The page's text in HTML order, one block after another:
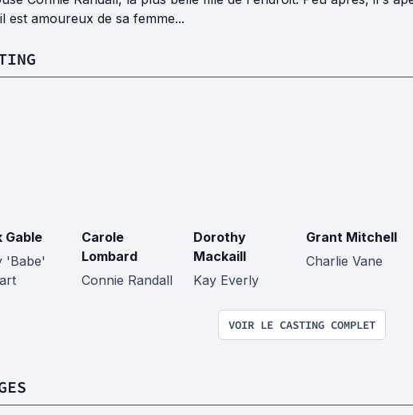
est amoureux de sa femme...
Gable
'Babe'
Carole
Lombard
Connie Randall
Dorothy
Mackaill
Kay Everly
Grant Mitchell
Charlie Vane
VOIR LE CASTING COMPLET